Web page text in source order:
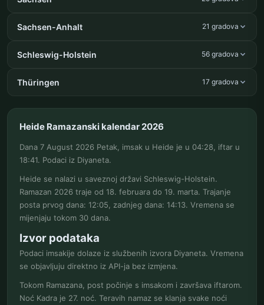
Sachsen-Anhalt 21 gradova
Schleswig-Holstein 56 gradova
Thüringen 17 gradova
Heide Ramazanski kalendar 2026
Dana 7 August 2026 Petak, imsak u Heide je u 04:28, iftar u
18:41. Podaci iz Diyaneta.
Heide se nalazi u saveznoj državi Schleswig-Holstein.
Ramazan 2026 traje od 18. februara do 19. marta. Trajanje
posta prvog dana: 12:05, zadnjeg dana: 14:13. Vremena se
mijenjaju tokom 30 dana.
Izvor podataka
Podaci imsakije dolaze iz službenih izvora Diyaneta. Vremena
se objavljuju direktno iz API-ja bez izmjena.
Tokom Ramazana, post počinje s imsakom i završava iftarom.
Noć Kadra je 27. noć. Teravih namaz se klanja svake noći